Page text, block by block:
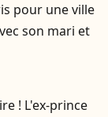
pour une ville
son mari et
! L'ex-prince